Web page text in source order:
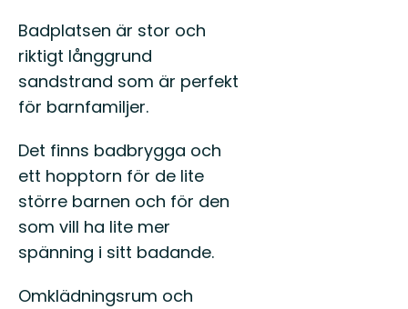
Badplatsen är stor och
riktigt långgrund
sandstrand som är perfekt
för barnfamiljer.
Det finns badbrygga och
ett hopptorn för de lite
större barnen och för den
som vill ha lite mer
spänning i sitt badande.
Omklädningsrum och